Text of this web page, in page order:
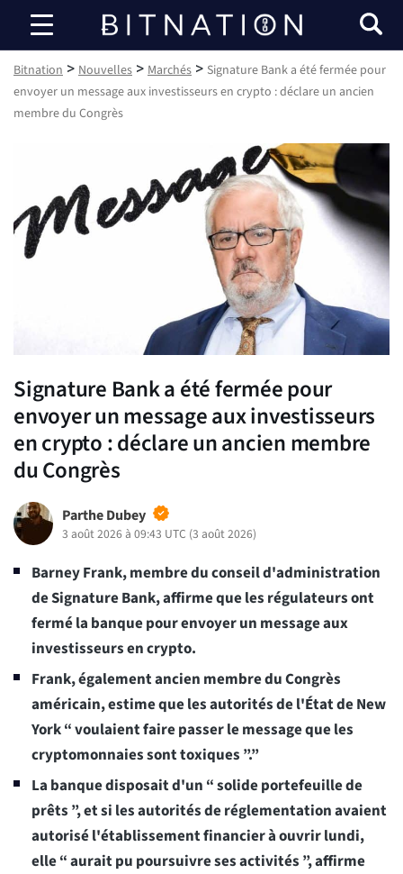
Bitnation
Bitnation > Nouvelles > Marchés > Signature Bank a été fermée pour
envoyer un message aux investisseurs en crypto : déclare un ancien
membre du Congrès
Signature Bank a été fermée pour
envoyer un message aux investisseurs
en crypto : déclare un ancien membre
du Congrès
Parthe Dubey
3 août 2026 à 09:43 UTC (3 août 2026)
Barney Frank, membre du conseil d'administration
de Signature Bank, affirme que les régulateurs ont
fermé la banque pour envoyer un message aux
investisseurs en crypto.
Frank, également ancien membre du Congrès
américain, estime que les autorités de l'État de New
York “ voulaient faire passer le message que les
cryptomonnaies sont toxiques ”.”
La banque disposait d'un “ solide portefeuille de
prêts ”, et si les autorités de réglementation avaient
autorisé l'établissement financier à ouvrir lundi,
elle “ aurait pu poursuivre ses activités ”, affirme